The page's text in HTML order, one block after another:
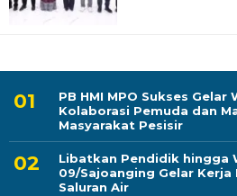
PB HMI MPO Sukses
Kolaborasi Pemuda dan
Masyarakat Pesisir
Libatkan Pendidik hingga
09/Sajoanging Gelar Kerja
Saluran Air